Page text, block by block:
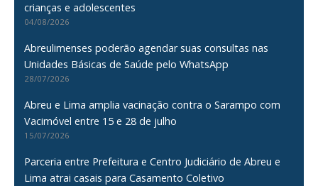
crianças e adolescentes
04/08/2026
Abreulimenses poderão agendar suas consultas nas
Unidades Básicas de Saúde pelo WhatsApp
28/07/2026
Abreu e Lima amplia vacinação contra o Sarampo com
Vacimóvel entre 15 e 28 de julho
15/07/2026
Parceria entre Prefeitura e Centro Judiciário de Abreu e
Lima atrai casais para Casamento Coletivo